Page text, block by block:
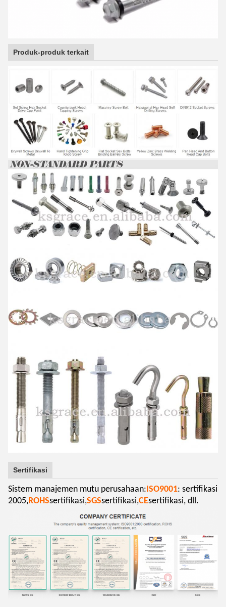
Produk-produk terkait
Sertifikasi
Sistem manajemen mutu perusahaan: ISO9001: sertifikasi
2005,ROHSsertifikasi,SGSsertifikasi,CEsertifikasi, dll.